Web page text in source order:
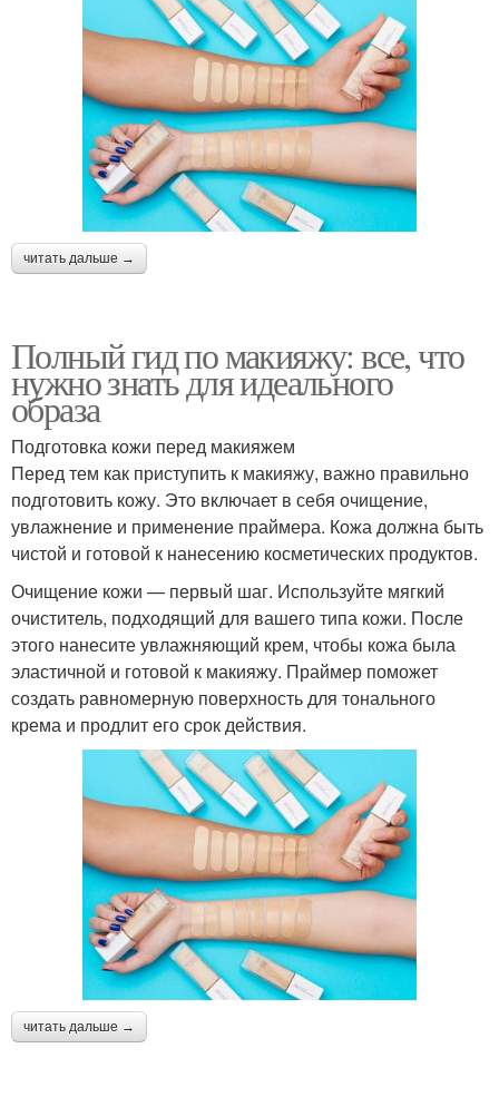
читать дальше →
Полный гид по макияжу: все, что
нужно знать для идеального
образа
Подготовка кожи перед макияжем
Перед тем как приступить к макияжу, важно правильно
подготовить кожу. Это включает в себя очищение,
увлажнение и применение праймера. Кожа должна быть
чистой и готовой к нанесению косметических продуктов.
Очищение кожи — первый шаг. Используйте мягкий
очиститель, подходящий для вашего типа кожи. После
этого нанесите увлажняющий крем, чтобы кожа была
эластичной и готовой к макияжу. Праймер поможет
создать равномерную поверхность для тонального
крема и продлит его срок действия.
читать дальше →